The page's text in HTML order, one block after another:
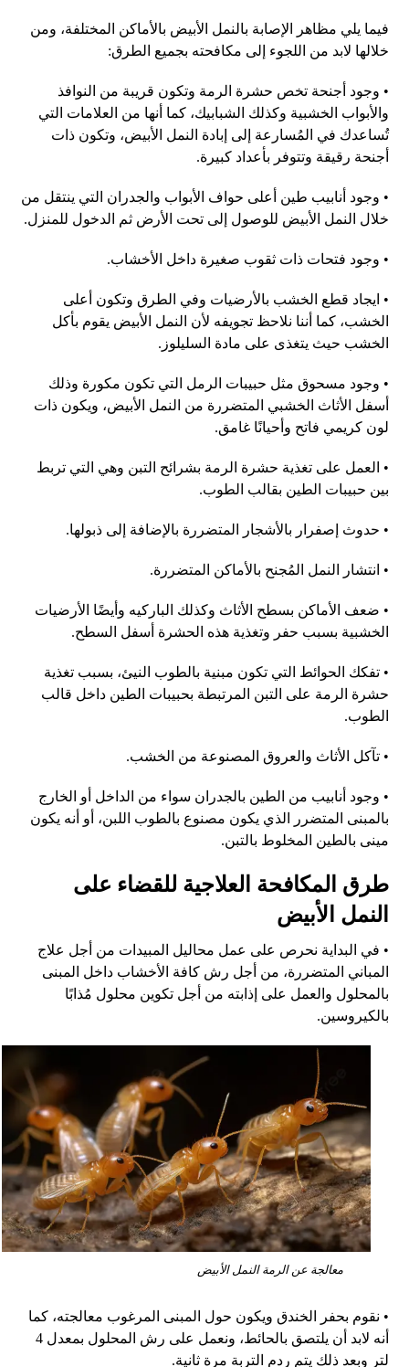
فيما يلي مظاهر الإصابة بالنمل الأبيض بالأماكن المختلفة، ومن
خلالها لابد من اللجوء إلى مكافحته بجميع الطرق:
• وجود أجنحة تخص حشرة الرمة وتكون قريبة من النوافذ
والأبواب الخشبية وكذلك الشبابيك، كما أنها من العلامات التي
تُساعدك في المُسارعة إلى إبادة النمل الأبيض، وتكون ذات
أجنحة رقيقة وتتوفر بأعداد كبيرة.
• وجود أنابيب طين أعلى حواف الأبواب والجدران التي ينتقل من
خلال النمل الأبيض للوصول إلى تحت الأرض ثم الدخول للمنزل.
• وجود فتحات ذات ثقوب صغيرة داخل الأخشاب.
• ايجاد قطع الخشب بالأرضيات وفي الطرق وتكون أعلى
الخشب، كما أننا نلاحظ تجويفه لأن النمل الأبيض يقوم بأكل
الخشب حيث يتغذى على مادة السليلوز .
• وجود مسحوق مثل حبيبات الرمل التي تكون مكورة وذلك
أسفل الأثاث الخشبي المتضررة من النمل الأبيض، ويكون ذات
لون كريمي فاتح وأحيانًا غامق.
• العمل على تغذية حشرة الرمة بشرائح التبن وهي التي تربط
بين حبيبات الطين بقالب الطوب.
• حدوث إصفرار بالأشجار المتضررة بالإضافة إلى ذبولها.
• انتشار النمل المُجنح بالأماكن المتضررة.
• ضعف الأماكن بسطح الأثاث وكذلك الباركيه وأيضًا الأرضيات
الخشبية بسبب حفر وتغذية هذه الحشرة أسفل السطح.
•تفكك الحوائط التي تكون مبنية بالطوب النيئ، بسبب تغذية
حشرة الرمة على التبن المرتبطة بحبيبات الطين داخل قالب
الطوب.
•تآكل الأثاث والعروق المصنوعة من الخشب.
• وجود أنابيب من الطين بالجدران سواء من الداخل أو الخارج
بالمبنى المتضرر الذي يكون مصنوع بالطوب اللبن، أو أنه يكون
مينى بالطين المخلوط بالتبن.
طرق المكافحة العلاجية للقضاء على
النمل الأبيض
• في البداية نحرص على عمل محاليل المبيدات من أجل علاج
المباني المتضررة، من أجل رش كافة الأخشاب داخل المبنى
بالمحلول والعمل على إذابته من أجل تكوين محلول مُذابًا
بالكيروسين.
معالجة عن الرمة النمل الأبيض
• نقوم بحفر الخندق ويكون حول المبنى المرغوب معالجته، كما
أنه لابد أن يلتصق بالحائط، ونعمل على رش المحلول بمعدل 4
لتر وبعد ذلك يتم ردم التربة مرة ثانية.